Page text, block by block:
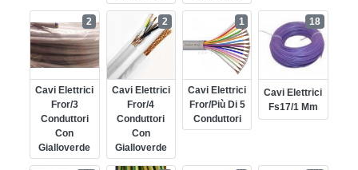
Cavi Elettrici
Fror/3
Conduttori
Con
Gialloverde
2
Cavi Elettrici
Fror/4
Conduttori
Con
Gialloverde
2
Cavi Elettrici
Fror/più Di 5
Conduttori
1
Cavi Elettrici
Fs17/1 Mm
18